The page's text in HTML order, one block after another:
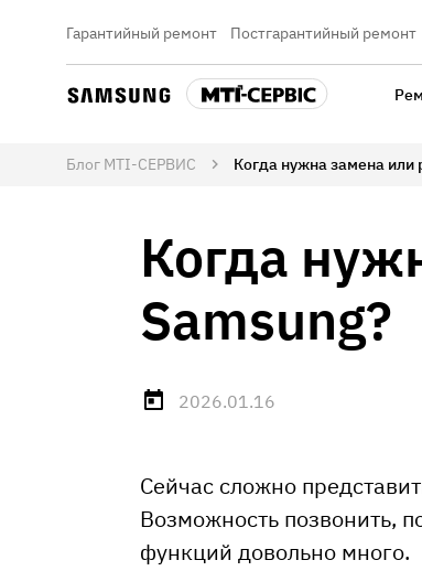
Гарантийный ремонт Постгарантийный ремонт
Блог МТІ-СЕРВИС Когда нужна замена или
Когда
Samsung?
2026.01.16
Сейчас сложно
Возможность позвонить,
функций довольно много.